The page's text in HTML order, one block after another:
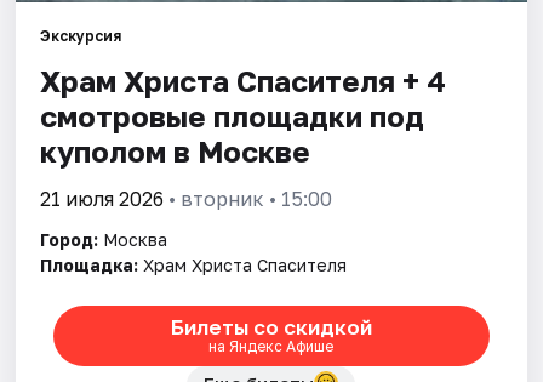
Экскурсия
Храм Христа Спасителя + 4
смотровые площадки под
куполом в Москве
21 июля 2026 • вторник • 15:00
Город: Москва
Площадка: Храм Христа Спасителя
Билеты со скидкой
на Яндекс Афише